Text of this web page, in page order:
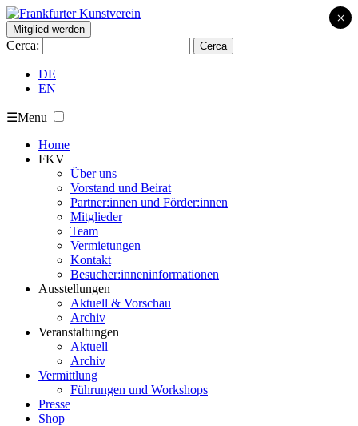
Mitglied werden
Cerca:
DE
EN
☰Menu
Home
FKV
Über uns
Vorstand und Beirat
Partner:innen und Förder:innen
Mitglieder
Team
Vermietungen
Kontakt
Besucher:inneninformationen
Ausstellungen
Aktuell & Vorschau
Archiv
Veranstaltungen
Aktuell
Archiv
Vermittlung
Führungen und Workshops
Presse
Shop
×